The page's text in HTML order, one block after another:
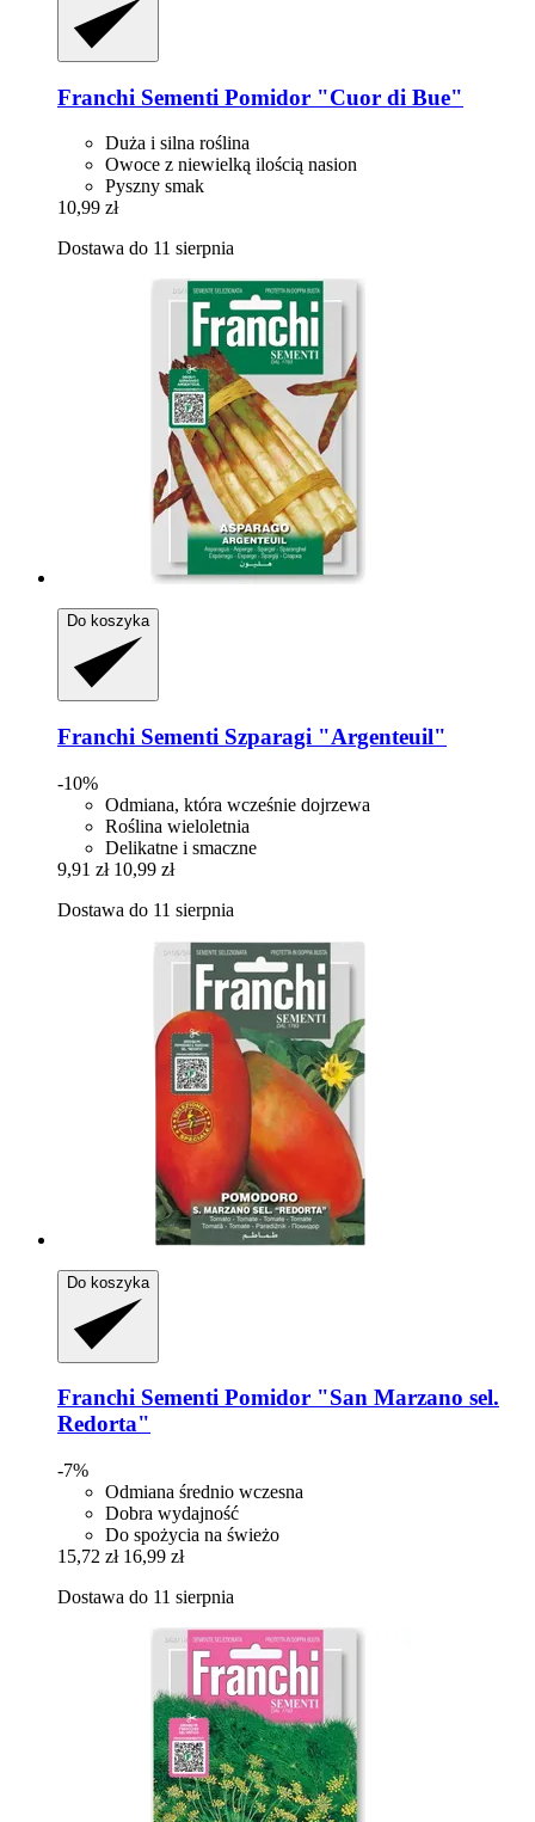
Franchi Sementi Pomidor "Cuor di Bue"
Duża i silna roślina
Owoce z niewielką ilością nasion
Pyszny smak
10,99 zł
Dostawa do 11 sierpnia
Do koszyka
Franchi Sementi Szparagi "Argenteuil"
-10%
Odmiana, która wcześnie dojrzewa
Roślina wieloletnia
Delikatne i smaczne
9,91 zł 10,99 zł
Dostawa do 11 sierpnia
Do koszyka
Franchi Sementi Pomidor "San Marzano sel.
Redorta"
-7%
Odmiana średnio wczesna
Dobra wydajność
Do spożycia na świeżo
15,72 zł 16,99 zł
Dostawa do 11 sierpnia